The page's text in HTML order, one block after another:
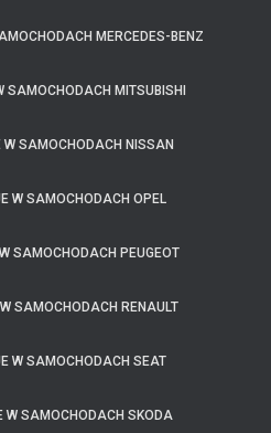
MERCEDES-BENZ
MITSUBISHI
SAMOCHODACH NISSAN
W SAMOCHODACH OPEL
SAMOCHODACH PEUGEOT
SAMOCHODACH RENAULT
W SAMOCHODACH SEAT
W SAMOCHODACH SKODA